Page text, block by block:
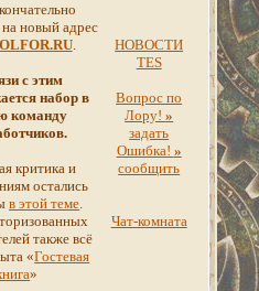
на новый адрес
.
с этим
набор в
команду
критика и
остались
в этой теме.
также всё
«Гостевая
»
НОВОСТИ
TES
Вопрос по
Лору!»
задать
Ошибка! »
сообщить
Чат-комната